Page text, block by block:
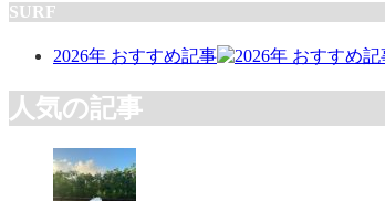
SURF
2026年 おすすめ記事
人気の記事